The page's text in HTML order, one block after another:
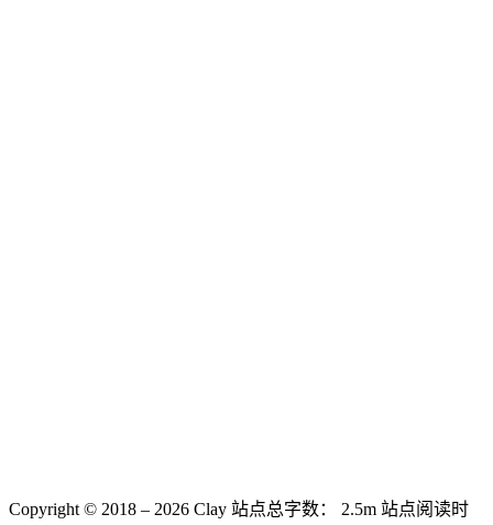
Copyright © 2018 – 2026 Clay 站点总字数： 2.5m 站点阅读时